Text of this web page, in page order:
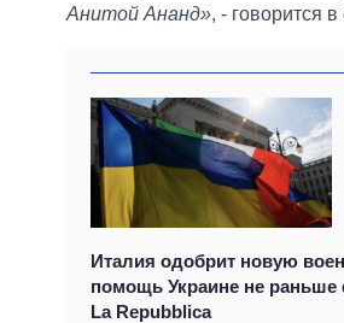
Анитой Ананд», - говорится
Италия одобрит новую
помощь Украине не раньше
La Repubblica